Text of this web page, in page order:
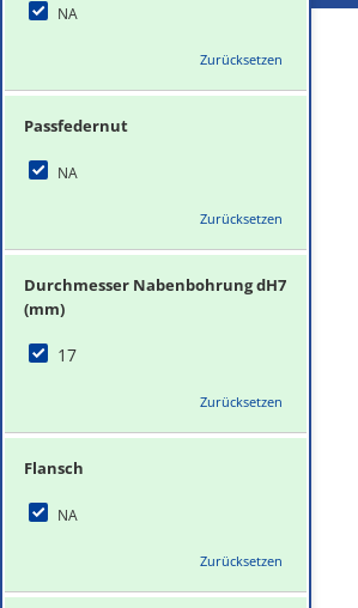
NA
Zurücksetzen
Passfedernut
NA
Zurücksetzen
Durchmesser Nabenbohrung dH7
(mm)
17
Zurücksetzen
Flansch
NA
Zurücksetzen